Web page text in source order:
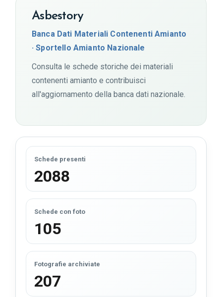
Asbestory
Banca Dati Materiali Contenenti Amianto
· Sportello Amianto Nazionale
Consulta le schede storiche dei materiali
contenenti amianto e contribuisci
all'aggiornamento della banca dati nazionale.
Schede presenti
2088
Schede con foto
105
Fotografie archiviate
207